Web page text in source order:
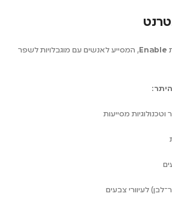
Enable, המסייע לאנשים עם מוגבלויות לשפר
מסייעות
לעיוורי צבעים